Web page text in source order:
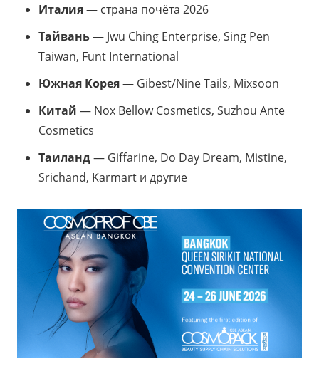
Италия— страна почёта 2026
Тайвань— Jwu Ching Enterprise, Sing Pen
Taiwan, Funt International
Южная Корея— Gibest/Nine Tails, Mixsoon
Китай — Nox Bellow Cosmetics, Suzhou Ante
Cosmetics
Таиланд— Giffarine, Do Day Dream, Mistine,
Srichand, Karmart и другие